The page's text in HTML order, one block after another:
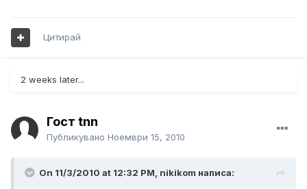
Цитирай
2 weeks later...
Гост tnn
Публикувано Ноември 15, 2010
On 11/3/2010 at 12:32 PM, nikikom написа: